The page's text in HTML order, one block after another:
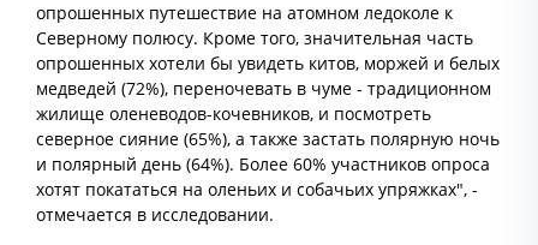
опрошенных путешествие на атомном ледоколе к
Северному полюсу. Кроме того, значительная часть
опрошенных хотели бы увидеть китов, моржей и белых
медведей (72%), переночевать в чуме - традиционном
жилище оленеводов-кочевников, и посмотреть
северное сияние (65%), а также застать полярную ночь
и полярный день (64%). Более 60% участников опроса
хотят покататься на оленьих и собачьих упряжках", -
отмечается в исследовании.